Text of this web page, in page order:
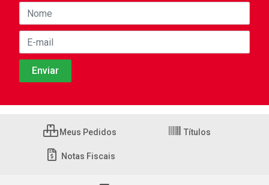
Meus Pedidos Títulos
Notas Fiscais